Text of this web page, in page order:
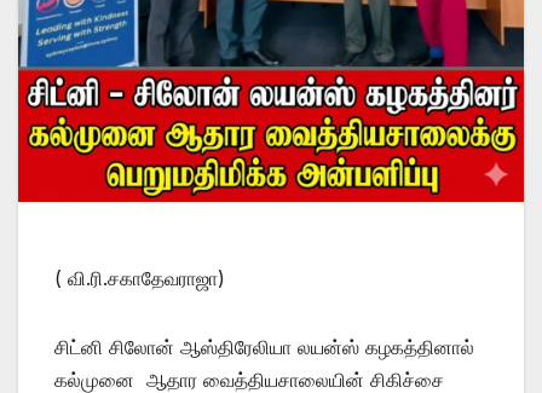
( வி.ரி.சகாதேவராஜா)
சிட்னி சிலோன் ஆஸ்திரேலியா லயன்ஸ் கழகத்தினால்
கல்முனை ஆதார வைத்தியசாலையின் சிகிச்சை